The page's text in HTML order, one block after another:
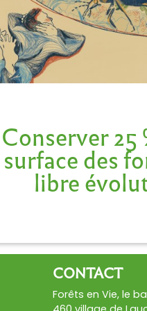
Conserver 25
surface des
libre
forêts face aux
climatiques et
Ne jamais perdre de
n’a pas besoin de
CONTACT
Forêts en Vie, le